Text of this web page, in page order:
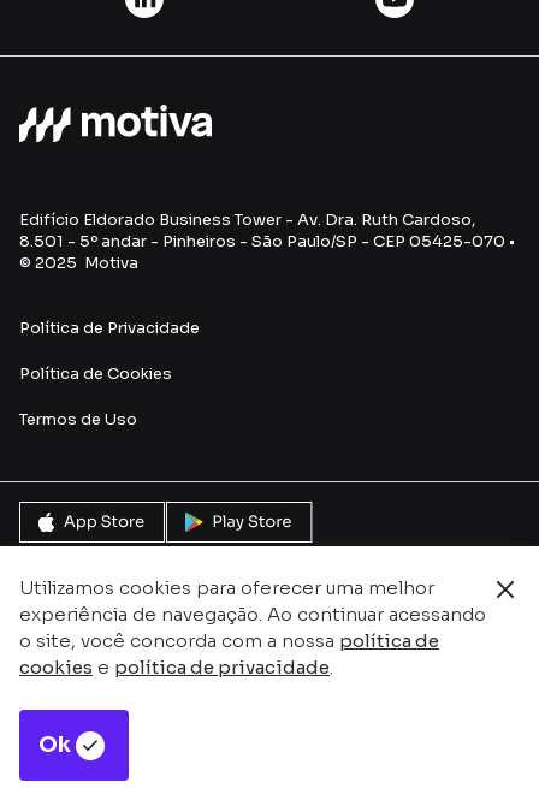
Utilizamos cookies para oferecer uma melhor
experiência de navegação. Ao continuar acessando
o site, você concorda com a nossa política de
cookies e política de privacidade.
Ok
Edifício Eldorado Business Tower - Av. Dra. Ruth Cardoso,
8.501 - 5º andar - Pinheiros - São Paulo/SP - CEP 05425-070 •
© 2025 Motiva
Política de Privacidade
Política de Cookies
Termos de Uso
Este site é protegido pelo reCAPTCHA e pela
Privacidadee